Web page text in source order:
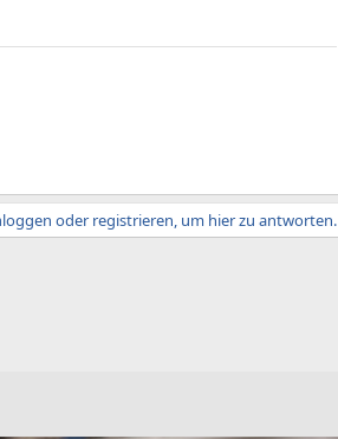
oder registrieren, um hier zu antworten.